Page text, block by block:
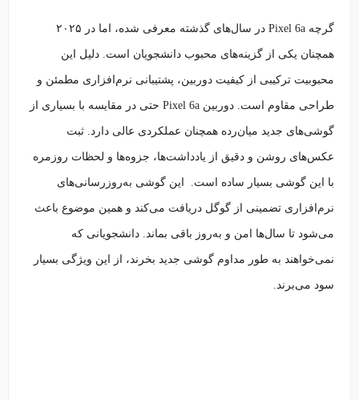
گرچه Pixel 6a در سال‌های گذشته معرفی شده، اما در ۲۰۲۵
همچنان یکی از گزینه‌های محبوب دانشجویان است. دلیل این
محبوبیت ترکیبی از کیفیت دوربین، پشتیبانی نرم‌افزاری مطمئن و
طراحی مقاوم است. دوربین Pixel 6a حتی در مقایسه با بسیاری از
گوشی‌های جدید میان‌رده همچنان عملکردی عالی دارد. ثبت
عکس‌های روشن و دقیق از یادداشت‌ها، جزوه‌ها و لحظات روزمره
با این گوشی بسیار ساده است. این گوشی به‌روزرسانی‌های
نرم‌افزاری تضمینی از گوگل دریافت می‌کند و همین موضوع باعث
می‌شود تا سال‌ها امن و به‌روز باقی بماند. دانشجویانی که
نمی‌خواهند به طور مداوم گوشی جدید بخرند، از این ویژگی بسیار
سود می‌برند.